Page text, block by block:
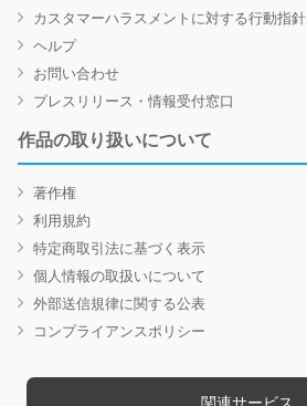
カスタマーハラスメントに対する行動指針
ヘルプ
お問い合わせ
プレスリリース・情報受付窓口
作品の取り扱いについて
著作権
利用規約
特定商取引法に基づく表示
個人情報の取扱いについて
外部送信規律に関する公表
コンプライアンスポリシー
関連サービス